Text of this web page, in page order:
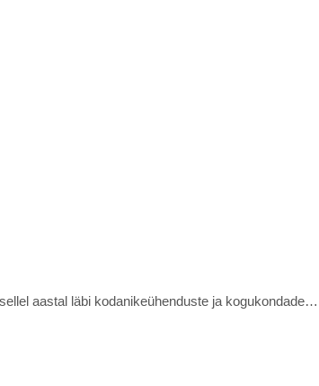
aastal läbi kodanikeühenduste ja kogukondade…